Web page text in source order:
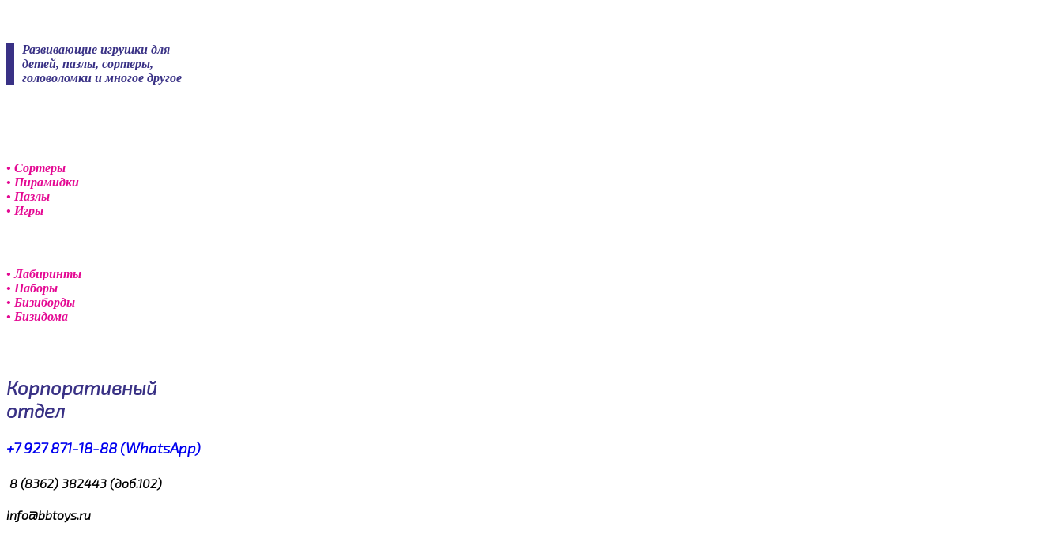
content
Развивающие игрушки для
детей, пазлы, сортеры,
головоломки и многое другое
• Сортеры
• Пирамидки
• Пазлы
• Игры
• Лабиринты
• Наборы
• Бизиборды
• Бизидома
Корпоративный
отдел
+7 927 871-18-88 (WhatsApp)
8 (8362) 382443 (доб.102)
info@bbtoys.ru